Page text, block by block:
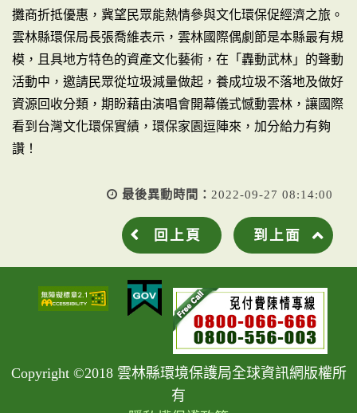
攤商折抵優惠，冀望民眾能熱情參與文化環保促經濟之旅。
雲林縣環保局長張喬維表示，雲林國際偶劇節是本縣最有規
模，且具地方特色的資產文化藝術，在「轟動武林」的聲動
活動中，邀請民眾從垃圾減量做起，養成垃圾不落地及做好
資源回收分類，期盼藉由演唱會開幕儀式憾動雲林，讓國際
看到台灣文化環保實績，環保家園逗陣來，加分給力有夠
讚！
最後異動時間： 2022-09-27 08:14:00
回上頁 到上面
Copyright ©2018 雲林縣環境保護局全球資訊網版權所
有